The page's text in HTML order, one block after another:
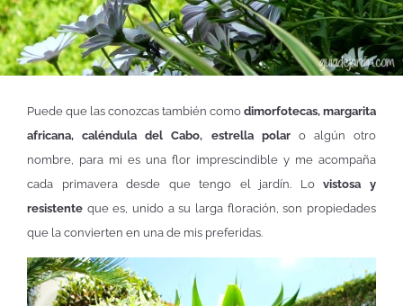
Puede que las conozcas también como dimorfotecas, margarita
africana, caléndula del Cabo, estrella polaro algún otro
nombre, para mi es una flor imprescindible y me acompaña
cada primavera desde que tengo el jardín. Lovistosa y
resistente que es, unido a su larga floración, son propiedades
que la convierten en una de mis preferidas.